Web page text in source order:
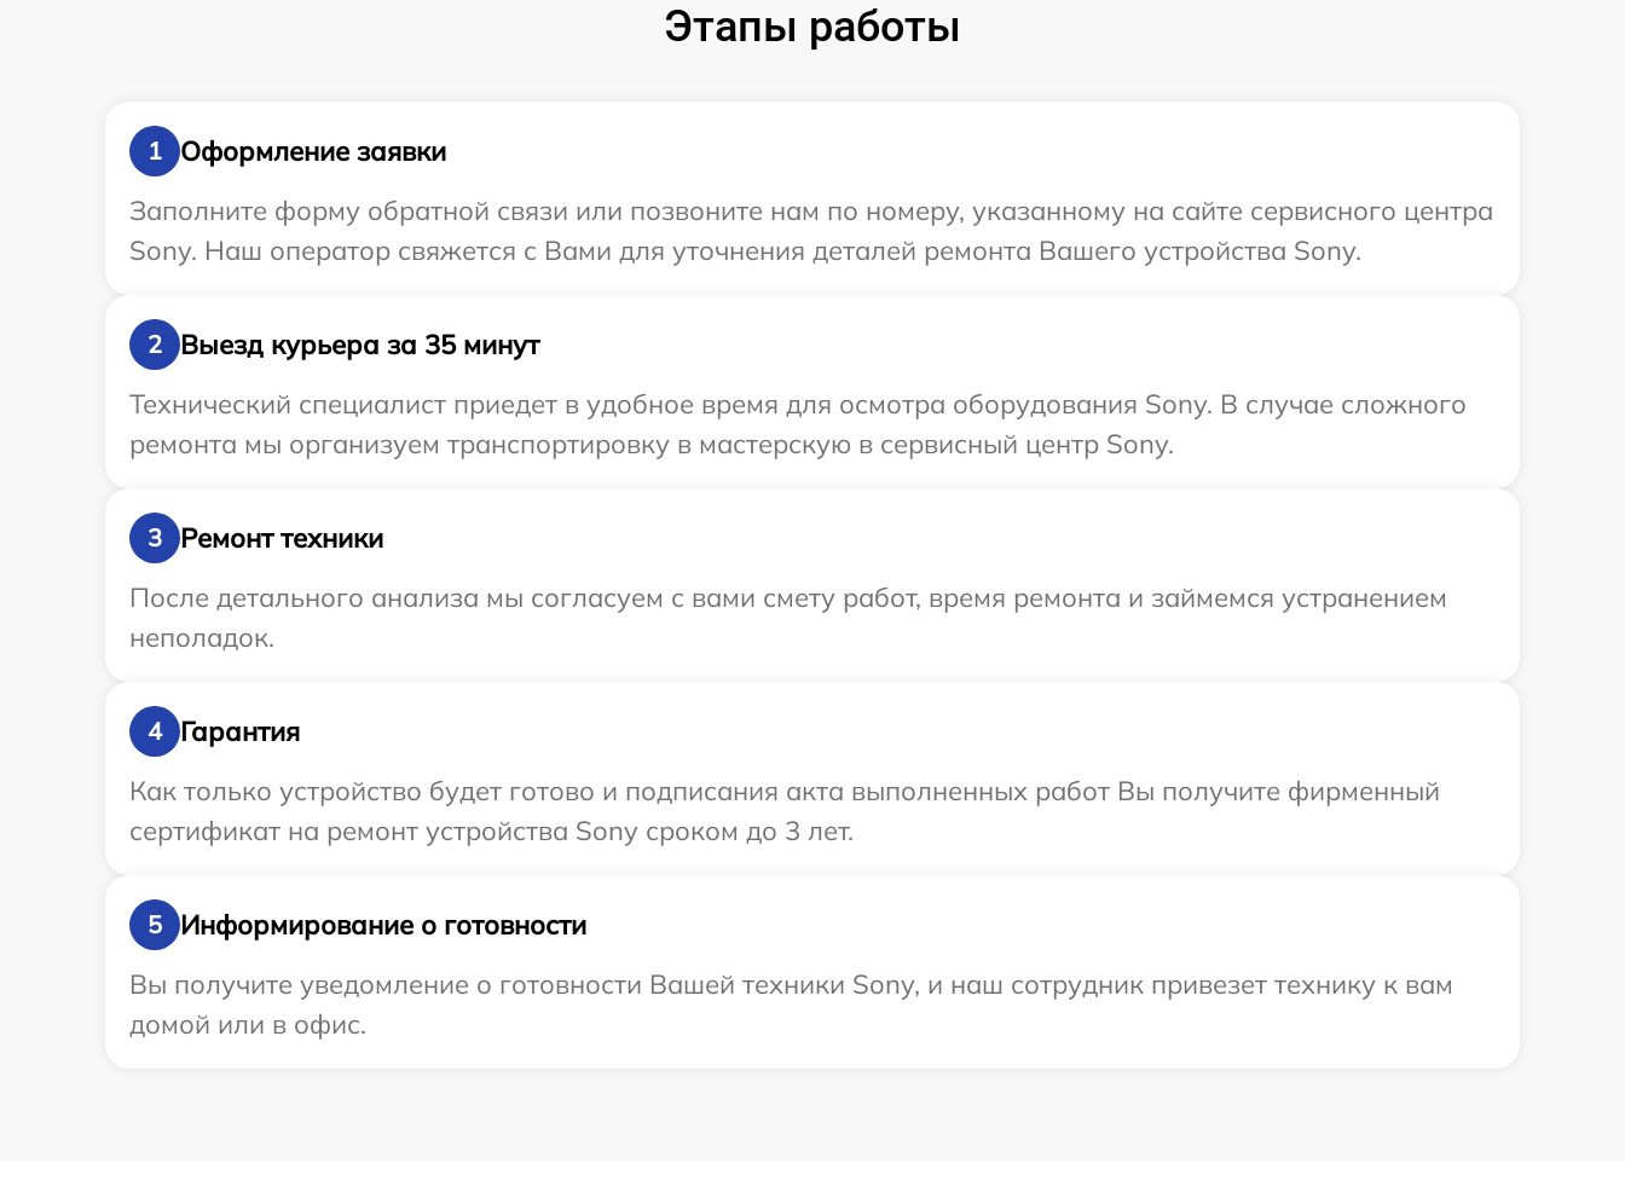
Этапы работы
1
Оформление заявки
Заполните форму обратной связи или позвоните нам по номеру, указанному на сайте сервисного центра
Sony. Наш оператор свяжется с Вами для уточнения деталей ремонта Вашего устройства Sony.
2
Выезд курьера за 35 минут
Технический специалист приедет в удобное время для осмотра оборудования Sony. В случае сложного
ремонта мы организуем транспортировку в мастерскую в сервисный центр Sony.
3
Ремонт техники
После детального анализа мы согласуем с вами смету работ, время ремонта и займемся устранением
неполадок.
4
Гарантия
Как только устройство будет готово и подписания акта выполненных работ Вы получите фирменный
сертификат на ремонт устройства Sony сроком до 3 лет.
5
Информирование о готовности
Вы получите уведомление о готовности Вашей техники Sony, и наш сотрудник привезет технику к вам
домой или в офис.